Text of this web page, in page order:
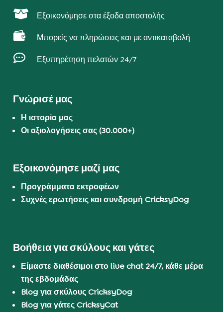
 Εξοικονόμησε στα έξοδα αποστολής
 Μπορείς να πληρώσεις και με αντικαταβολή
 Εξυπηρέτηση πελατών 24/7
Γνώρισέ μας
Η ιστορία μας
Οι αξιολογήσεις σας (30.000+)
Εξοικονόμησε μαζί μας
Προγράμματα εκτροφέων
Συχνές ερωτήσεις και συνδρομή CricksyDog
Βοήθεια για σκύλους και γάτες
Είμαστε διαθέσιμοι στο live chat 24/7, κάθε μέρα
της εβδομάδας
Blog για σκύλους CricksyDog
Blog για γάτες CricksyCat